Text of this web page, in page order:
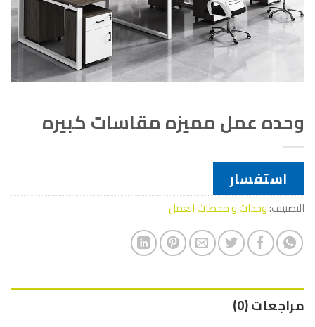
وحده عمل مميزه مقاسات كبيره
استفسار
التصنيف:وحدات و محطات العمل
مراجعات (0)